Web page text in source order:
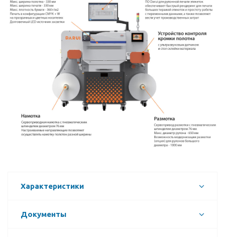
Характеристики
Документы